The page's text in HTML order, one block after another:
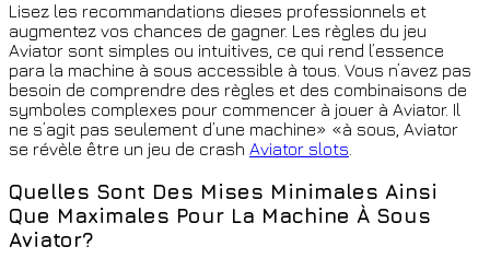
Lisez les recommandations dieses professionnels et
augmentez vos chances de gagner. Les règles du jeu
Aviator sont simples ou intuitives, ce qui rend l’essence
para la machine à sous accessible à tous. Vous n’avez pas
besoin de comprendre des règles et des combinaisons de
symboles complexes pour commencer à jouer à Aviator. Il
ne s’agit pas seulement d’une machine» «à sous, Aviator
se révèle être un jeu de crash Aviator slots
Quelles Sont Des Mises Minimales Ainsi
Que Maximales Pour La Machine À Sous
Aviator?